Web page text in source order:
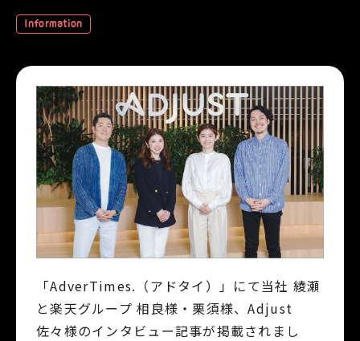
Information
「AdverTimes.（アドタイ）」にて当社 綾瀬
と楽天グループ 相良様・栗須様、Adjust
佐々様のインタビュー記事が掲載されまし